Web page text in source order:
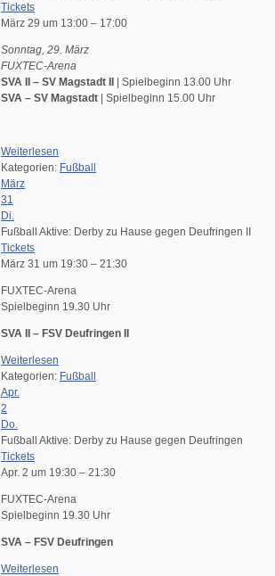
Tickets
März 29 um 13:00 – 17:00
Sonntag, 29. März
FUXTEC-Arena
SVA II – SV Magstadt II
| Spielbeginn 13.00 Uhr
SVA – SV Magstadt
| Spielbeginn 15.00 Uhr
Weiterlesen
Kategorien: Fußball
März
31
Di.
Fußball Aktive: Derby zu Hause gegen Deufringen II
Tickets
März 31 um 19:30 – 21:30
FUXTEC-Arena
Spielbeginn 19.30 Uhr
SVA II – FSV Deufringen II
Weiterlesen
Kategorien: Fußball
Apr.
2
Do.
Fußball Aktive: Derby zu Hause gegen Deufringen
Tickets
Apr. 2 um 19:30 – 21:30
FUXTEC-Arena
Spielbeginn 19.30 Uhr
SVA – FSV Deufringen
Weiterlesen